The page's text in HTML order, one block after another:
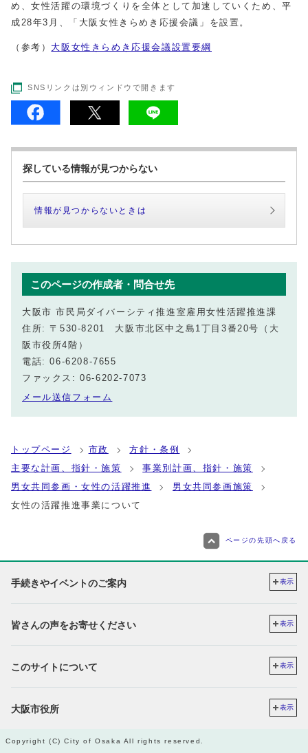
め、女性活躍の環境づくりを全体として加速していくため、平
成28年3月、「大阪女性きらめき応援会議」を設置。
（参考） 大阪女性きらめき応援会議設置要綱
SNSリンクは別ウィンドウで開きます
探している情報が見つからない
情報が見つからないときは
このページの作成者・問合せ先
大阪市 市民局ダイバーシティ推進室雇用女性活躍推進課
住所: 〒530-8201 大阪市北区中之島1丁目3番20号（大
阪市役所4階）
電話: 06-6208-7655
ファックス: 06-6202-7073
メール送信フォーム
トップページ 市政
方針・条例
主要な計画、指針・施策
事業別計画、指針・施策
男女共同参画・女性の活躍推進
男女共同参画施策
女性の活躍推進事業について
ページの先頭へ戻る
手続きやイベントのご案内 表示
皆さんの声をお寄せください 表示
このサイトについて 表示
大阪市役所 表示
Copyright (C) City of Osaka All rights reserved.